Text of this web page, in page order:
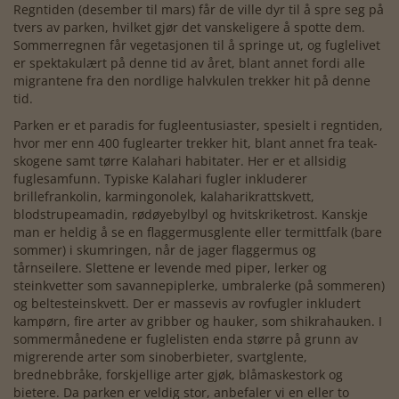
Regntiden (desember til mars) får de ville dyr til å spre seg på
tvers av parken, hvilket gjør det vanskeligere å spotte dem.
Sommerregnen får vegetasjonen til å springe ut, og fuglelivet
er spektakulært på denne tid av året, blant annet fordi alle
migrantene fra den nordlige halvkulen trekker hit på denne
tid.
Parken er et paradis for fugleentusiaster, spesielt i regntiden,
hvor mer enn 400 fuglearter trekker hit, blant annet fra teak-
skogene samt tørre Kalahari habitater. Her er et allsidig
fuglesamfunn. Typiske Kalahari fugler inkluderer
brillefrankolin, karmingonolek, kalaharikrattskvett,
blodstrupeamadin, rødøyebylbyl og hvitskriketrost. Kanskje
man er heldig å se en flaggermusglente eller termittfalk (bare
sommer) i skumringen, når de jager flaggermus og
tårnseilere. Slettene er levende med piper, lerker og
steinkvetter som savannepiplerke, umbralerke (på sommeren)
og beltesteinskvett. Der er massevis av rovfugler inkludert
kampørn, fire arter av gribber og hauker, som shikrahauken. I
sommermånedene er fuglelisten enda større på grunn av
migrerende arter som sinoberbieter, svartglente,
brednebbråke, forskjellige arter gjøk, blåmaskestork og
bietere. Da parken er veldig stor, anbefaler vi en eller to